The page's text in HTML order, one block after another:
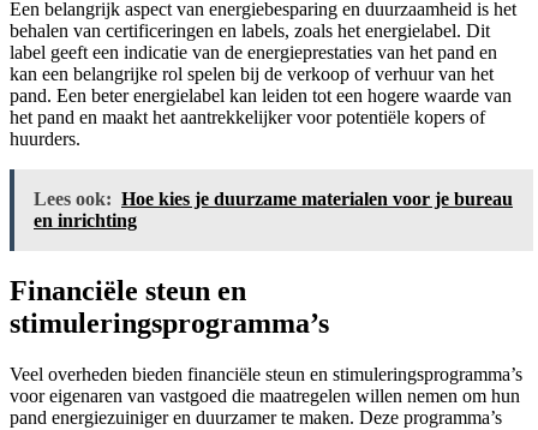
Een belangrijk aspect van energiebesparing en duurzaamheid is het
behalen van certificeringen en labels, zoals het energielabel. Dit
label geeft een indicatie van de energieprestaties van het pand en
kan een belangrijke rol spelen bij de verkoop of verhuur van het
pand. Een beter energielabel kan leiden tot een hogere waarde van
het pand en maakt het aantrekkelijker voor potentiële kopers of
huurders.
Lees ook: Hoe kies je duurzame materialen voor je bureau
en inrichting
Financiële steun en
stimuleringsprogramma’s
Veel overheden bieden financiële steun en stimuleringsprogramma’s
voor eigenaren van vastgoed die maatregelen willen nemen om hun
pand energiezuiniger en duurzamer te maken. Deze programma’s